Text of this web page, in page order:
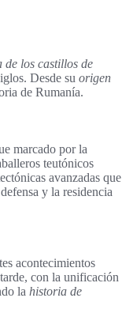
de los castillos de
Desde su origen
de Rumanía.
marcado por la
teutónicos
avanzadas que
y la residencia
acontecimientos
con la unificación
la historia de